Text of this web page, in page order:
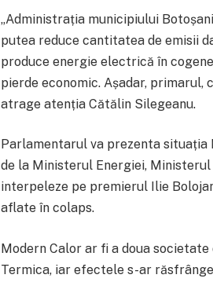
„Administrația municipiului
putea reduce cantitatea de emisii
produce energie electrică în
pierde economic. Așadar, primarul,
atrage atenția Cătălin Silegeanu.
Parlamentarul va prezenta
de la Ministerul Energiei,
interpeleze pe premierul Ilie
aflate în colaps.
Modern Calor ar fi a doua
Termica, iar efectele s-ar